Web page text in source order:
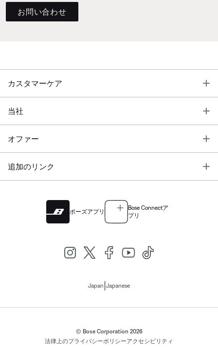
お問い合わせ
カスタマーケア
当社
オファー
追加のリンク
ボーズアプリ
Bose Connectア
プリ
Japan Japanese
© Bose Corporation 2026
法律上のプライバシーポリシーアクセシビリティ